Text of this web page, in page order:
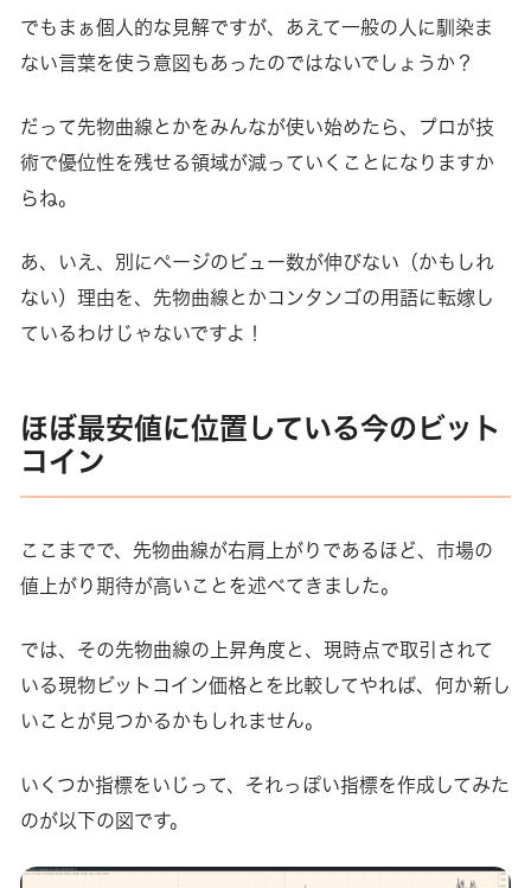
でもまぁ個人的な見解ですが、あえて一般の人に馴染ま
ない言葉を使う意図もあったのではないでしょうか？
だって先物曲線とかをみんなが使い始めたら、プロが技
術で優位性を残せる領域が減っていくことになりますか
らね。
あ、いえ、別にページのビュー数が伸びない（かもしれ
ない）理由を、先物曲線とかコンタンゴの用語に転嫁し
ているわけじゃないですよ！
ほぼ最安値に位置している今のビット
コイン
ここまでで、先物曲線が右肩上がりであるほど、市場の
値上がり期待が高いことを述べてきました。
では、その先物曲線の上昇角度と、現時点で取引されて
いる現物ビットコイン価格とを比較してやれば、何か新し
いことが見つかるかもしれません。
いくつか指標をいじって、それっぽい指標を作成してみた
のが以下の図です。